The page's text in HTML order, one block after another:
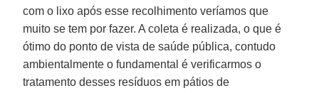
com o lixo após esse recolhimento veríamos que
muito se tem por fazer. A coleta é realizada, o que é
ótimo do ponto de vista de saúde pública, contudo
ambientalmente o fundamental é verificarmos o
tratamento desses resíduos em pátios de